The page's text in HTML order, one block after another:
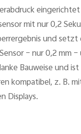
mit nur 0,2
und
– nur 0,2 mm
Bauweise und
kompatibel, z. B.
Displays.